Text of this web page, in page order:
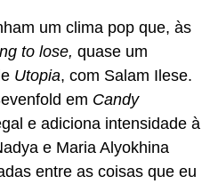
um clima pop que, às
to lose, quase um
Utopia, com Salam Ilese.
em Candy
e adiciona intensidade à
e Maria Alyokhina
entre as coisas que eu